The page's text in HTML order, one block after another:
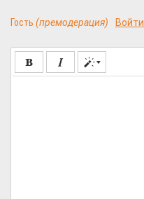
Гость (премодерация) Войти